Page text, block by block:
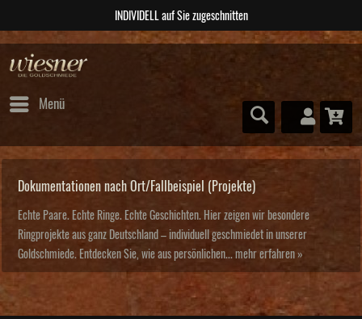
INDIVIDELL auf Sie zugeschnitten
Menü
Dokumentationen nach Ort/Fallbeispiel (Projekte)
Echte Paare. Echte Ringe. Echte Geschichten. Hier zeigen wir besondere
Ringprojekte aus ganz Deutschland – individuell geschmiedet in unserer
Goldschmiede. Entdecken Sie, wie aus persönlichen... mehr erfahren »